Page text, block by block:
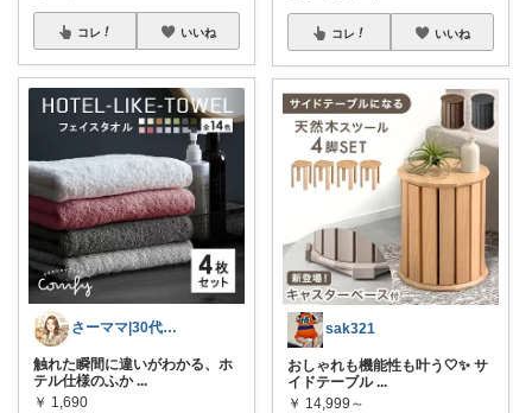
コレ いいね
さーママ|30代小2女児ママ🎀
触れた瞬間に違いがわかる、ホ
テル仕様のふか ...
￥ 1,690
コレ いいね
sak321
おしゃれも機能性も叶う🤍✨ サ
イドテーブル ...
￥ 14,999～